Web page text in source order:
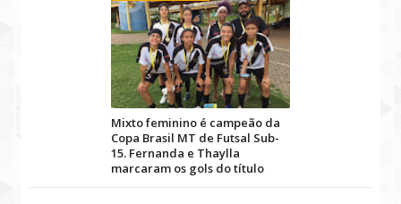
Mixto feminino é campeão da
Copa Brasil MT de Futsal Sub-
15. Fernanda e Thaylla
marcaram os gols do título